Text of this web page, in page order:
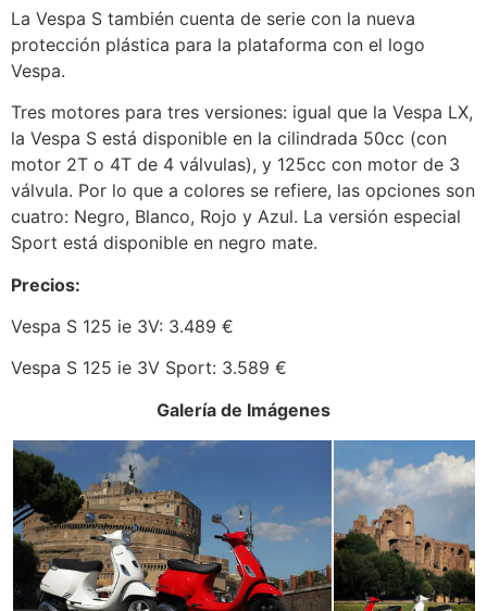
La Vespa S también cuenta de serie con la nueva
protección plástica para la plataforma con el logo
Vespa.
Tres motores para tres versiones: igual que la Vespa LX,
la Vespa S está disponible en la cilindrada 50cc (con
motor 2T o 4T de 4 válvulas), y 125cc con motor de 3
válvula. Por lo que a colores se refiere, las opciones son
cuatro: Negro, Blanco, Rojo y Azul. La versión especial
Sport está disponible en negro mate.
Precios:
Vespa S 125 ie 3V: 3.489 €
Vespa S 125 ie 3V Sport: 3.589 €
Galería de Imágenes